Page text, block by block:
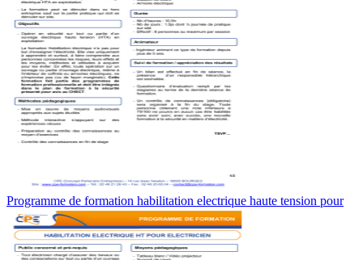
Programme de formation habilitation electrique haute tension pour